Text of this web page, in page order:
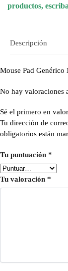
productos,
Descripción
Mouse Pad Genérico
No hay valoraciones
Sé el primero en
Tu dirección de
obligatorios están
Tu puntuación *
Tu valoración *